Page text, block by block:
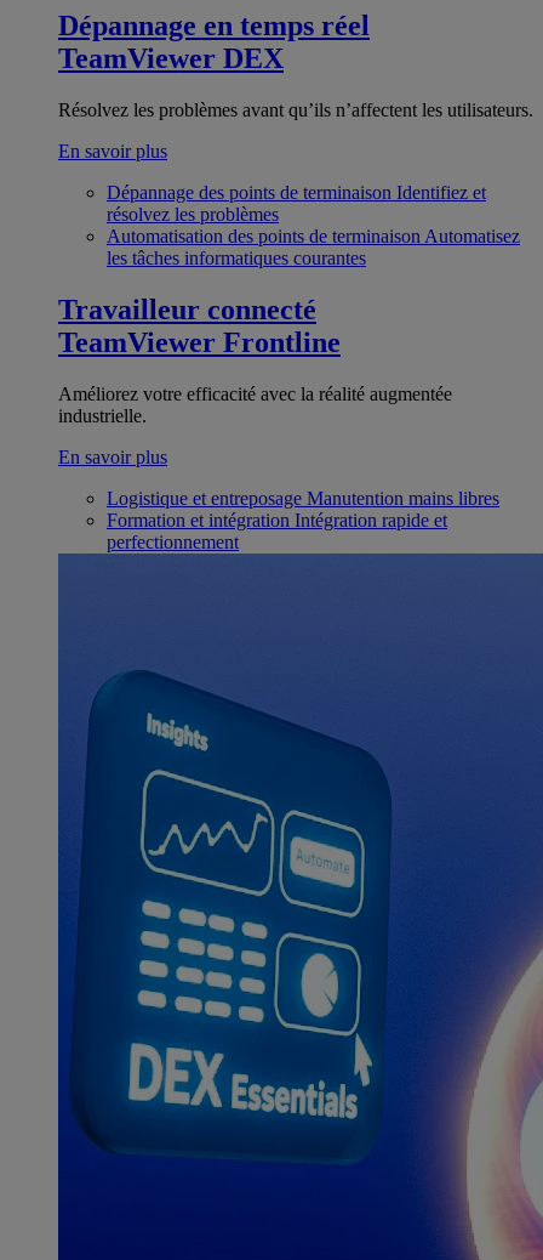
Dépannage en temps réel
TeamViewer DEX
Résolvez les problèmes avant qu’ils n’affectent les utilisateurs.
En savoir plus
Dépannage des points de terminaison Identifiez et
résolvez les problèmes
Automatisation des points de terminaison Automatisez
les tâches informatiques courantes
Travailleur connecté
TeamViewer Frontline
Améliorez votre efficacité avec la réalité augmentée
industrielle.
En savoir plus
Logistique et entreposage Manutention mains libres
Formation et intégration Intégration rapide et
perfectionnement